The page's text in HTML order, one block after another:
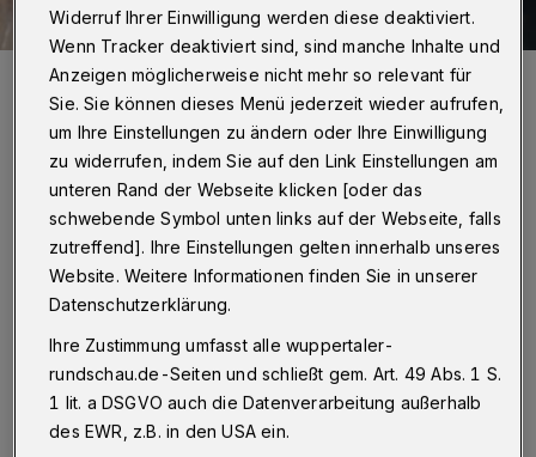
Ralph Engel.
Foto: Max Höllwarth
Von Roderich Trapp
S eptember 2017).
Widerruf Ihrer Einwilligung werden diese deaktiviert.
Wenn Tracker deaktiviert sind, sind manche Inhalte und
Anzeigen möglicherweise nicht mehr so relevant für
Sie. Sie können dieses Menü jederzeit wieder aufrufen,
um Ihre Einstellungen zu ändern oder Ihre Einwilligung
zu widerrufen, indem Sie auf den Link Einstellungen am
unteren Rand der Webseite klicken [oder das
schwebende Symbol unten links auf der Webseite, falls
zutreffend]. Ihre Einstellungen gelten innerhalb unseres
Website. Weitere Informationen finden Sie in unserer
Datenschutzerklärung.
Ihre Zustimmung umfasst alle wuppertaler-
rundschau.de-Seiten und schließt gem. Art. 49 Abs. 1 S.
1 lit. a DSGVO auch die Datenverarbeitung außerhalb
des EWR, z.B. in den USA ein.